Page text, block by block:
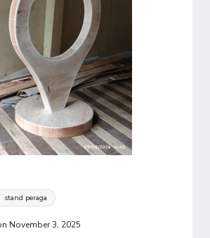
stand peraga
November 3, 2025